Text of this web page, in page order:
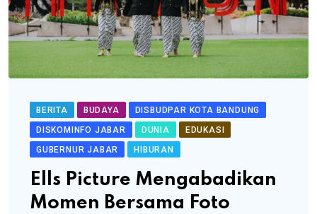
BERITA BUDAYA
DISBUDPAR KOTA BANDUNG
DISKOMINFO JABAR
DUNIA
EDUKASI
GUBERNUR JABAR
HIBURAN
Ells Picture Mengabadikan
Momen Bersama Foto